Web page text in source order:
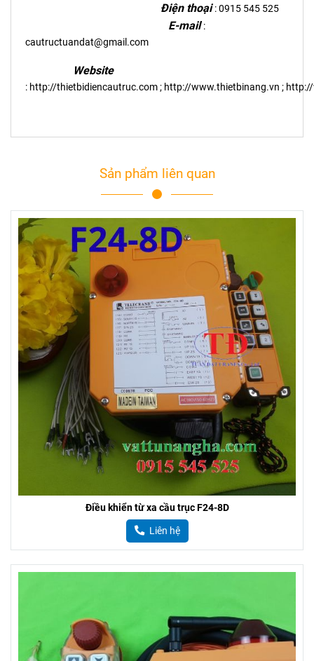
Điện thoại : 0915 545 525
E-mail:
cautructuandat@gmail.com
Website
: http://thietbidiencautruc.com; http://www.thietbinang.vn ;
Sản phẩm liên quan
Điều khiển từ xa cầu trục F24-8D
Liên hệ